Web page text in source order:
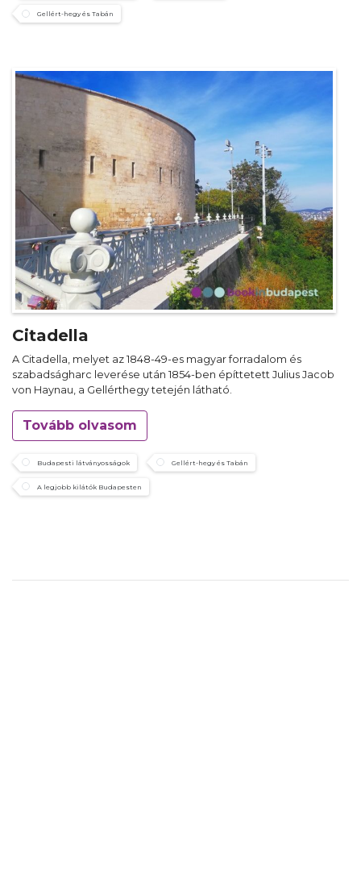
Gellért-hegy és Tabán
Citadella
A Citadella, melyet az 1848-49-es magyar forradalom és
szabadságharc leverése után 1854-ben építtetett Julius Jacob
von Haynau, a Gellérthegy tetején látható.
Tovább olvasom
Budapesti látványosságok Gellért-hegy és Tabán
A legjobb kilátók Budapesten